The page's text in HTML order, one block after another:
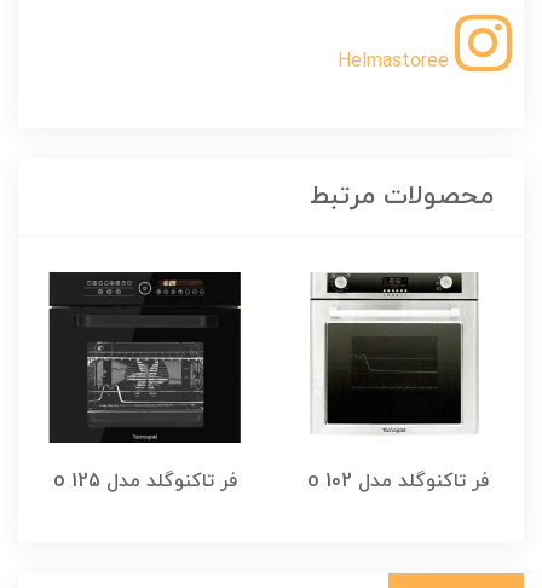
Helmastoree
محصولات مرتبط
فر تاکنوگلد مدل 102 o فر تاکنوگلد مدل 125 o